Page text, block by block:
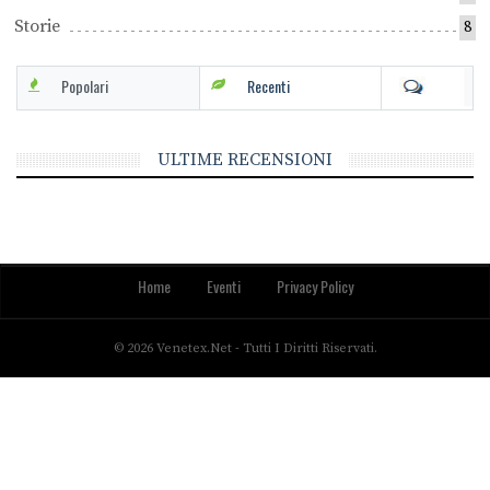
Storie 8
Popolari Recenti
ULTIME RECENSIONI
Home Eventi Privacy Policy
© 2026 Venetex.net - Tutti I Diritti Riservati.